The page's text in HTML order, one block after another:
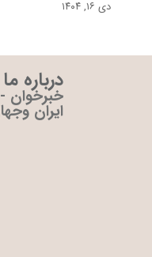
دی ۱۶, ۱۴۰۴
درباره ما
خبرخوان -
ایران